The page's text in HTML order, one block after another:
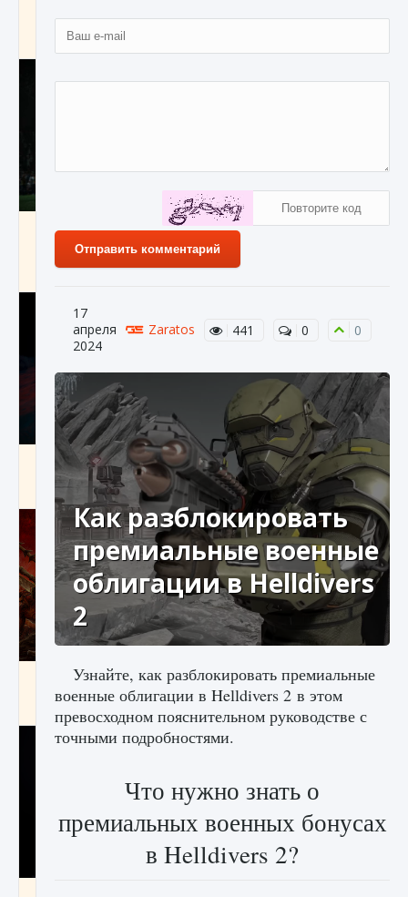
9 августа 2024
Как исправить ошибку EA FC 25 beta,
которая не работает
9 августа 2024 1 370
Как создавать предметы в Creatures of Ava
9 августа 2024 1 266 0 0
Как найти Гробницу Изгоев в Diablo 4
9 августа 2024 1 337 0 0
Отправить комментарий
17
апреля
2024
Zaratos 441 0 0
Как разблокировать
премиальные военные
облигации в Helldivers
2
Узнайте, как разблокировать премиальные
военные облигации в Helldivers 2 в этом
превосходном пояснительном руководстве с
точными подробностями.
Что нужно знать о
премиальных военных бонусах
в Helldivers 2?